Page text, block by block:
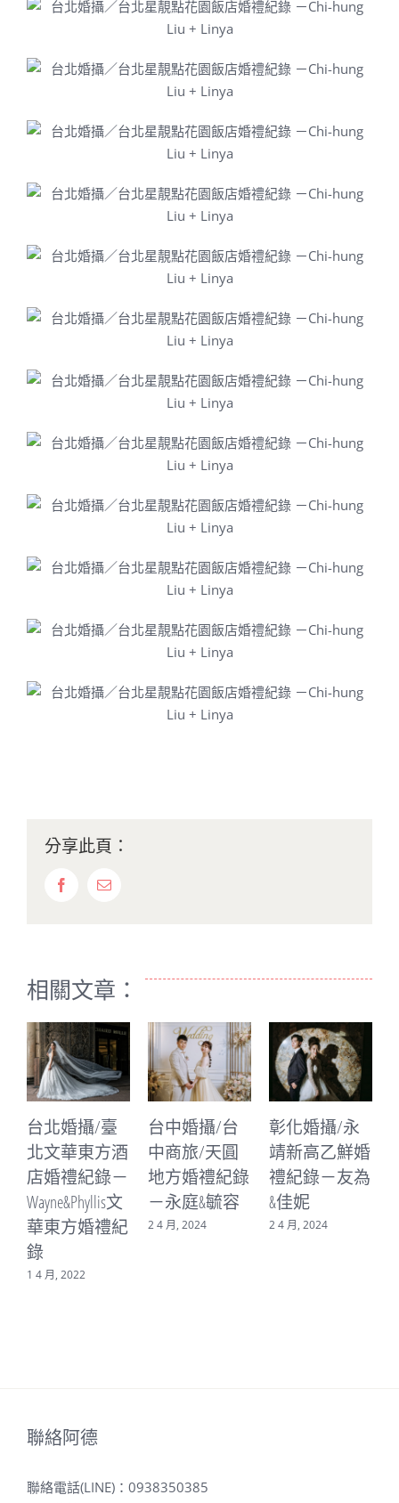
分享此頁：
FacebookEmail:
相關文章：
婚攝/臺
華東方酒
禮紀錄－
文
方婚禮紀
月, 2022
台中婚攝/台
中商旅/天圓
地方婚禮紀錄
－永庭&毓容
2 4 月, 2024
彰化婚攝/永
靖新高乙鮮婚
禮紀錄－友為
&佳妮
2 4 月, 2024
台中
中林
皇宮
電子信箱：me2a46@yahoo.com.tw